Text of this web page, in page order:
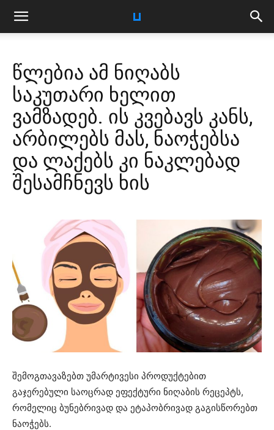
წლებია ამ ნიღაბს
საკუთარი ხელით
ვამზადებ. ის კვებავს კანს,
არბილებს მას, ნაოჭებსა
და ლაქებს კი ნაკლებად
შესამჩნევს ხის
შემოგთავაზებთ უმარტივესი პროდუქტებით
გაჯერებული საოცრად ეფექტური ნიღაბის რეცეპტს,
რომელიც ბუნებრივად და ეტაპობრივად გაგისწორებთ
ნაოჭებს.